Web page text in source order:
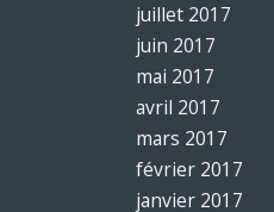
juillet 2017
juin 2017
mai 2017
avril 2017
mars 2017
février 2017
janvier 2017